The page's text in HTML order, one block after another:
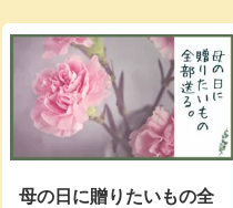
母の日に贈りたいもの全